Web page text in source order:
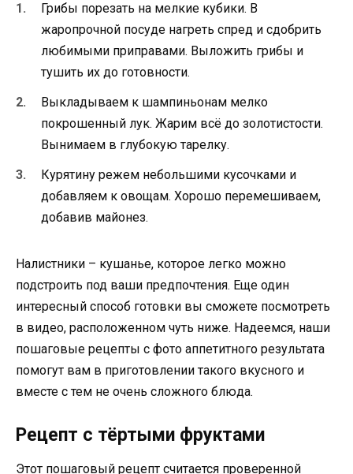
Грибы порезать на мелкие кубики. В
жаропрочной посуде нагреть спред и сдобрить
любимыми приправами. Выложить грибы и
тушить их до готовности.
Выкладываем к шампиньонам мелко
покрошенный лук. Жарим всё до золотистости.
Вынимаем в глубокую тарелку.
Курятину режем небольшими кусочками и
добавляем к овощам. Хорошо перемешиваем,
добавив майонез.
Налистники – кушанье, которое легко можно
подстроить под ваши предпочтения. Еще один
интересный способ готовки вы сможете посмотреть
в видео, расположенном чуть ниже. Надеемся, наши
пошаговые рецепты с фото аппетитного результата
помогут вам в приготовлении такого вкусного и
вместе с тем не очень сложного блюда.
Рецепт с тёртыми фруктами
Этот пошаговый рецепт считается проверенной